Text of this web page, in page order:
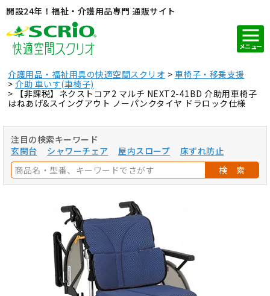
開設24年！福祉・介護用品専門 通販サイト
メニュー
介護用品・福祉用具の快適空間スクリオ
車椅子・移乗支援
介助 車いす(車椅子)
【非課税】ネクストコア2 マルチ NEXT2-41BD 介助用車椅子
はねあげ&スイングアウト ノーパンクタイヤ ドラロック仕様
注目の検索キーワード
玄関台
シャワーチェア 屋内スロープ
床ずれ防止
検 索